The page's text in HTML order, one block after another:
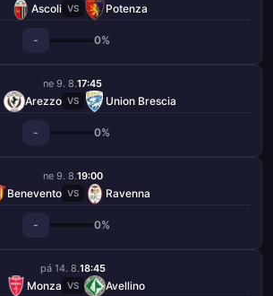
Ascoli VS Potenza
- 0%
ne 9. 8.17:45
Arezzo VS Union Brescia
- 0%
ne 9. 8.19:00
Benevento VS Ravenna
- 0%
pá 14. 8.18:45
Monza VS Avellino